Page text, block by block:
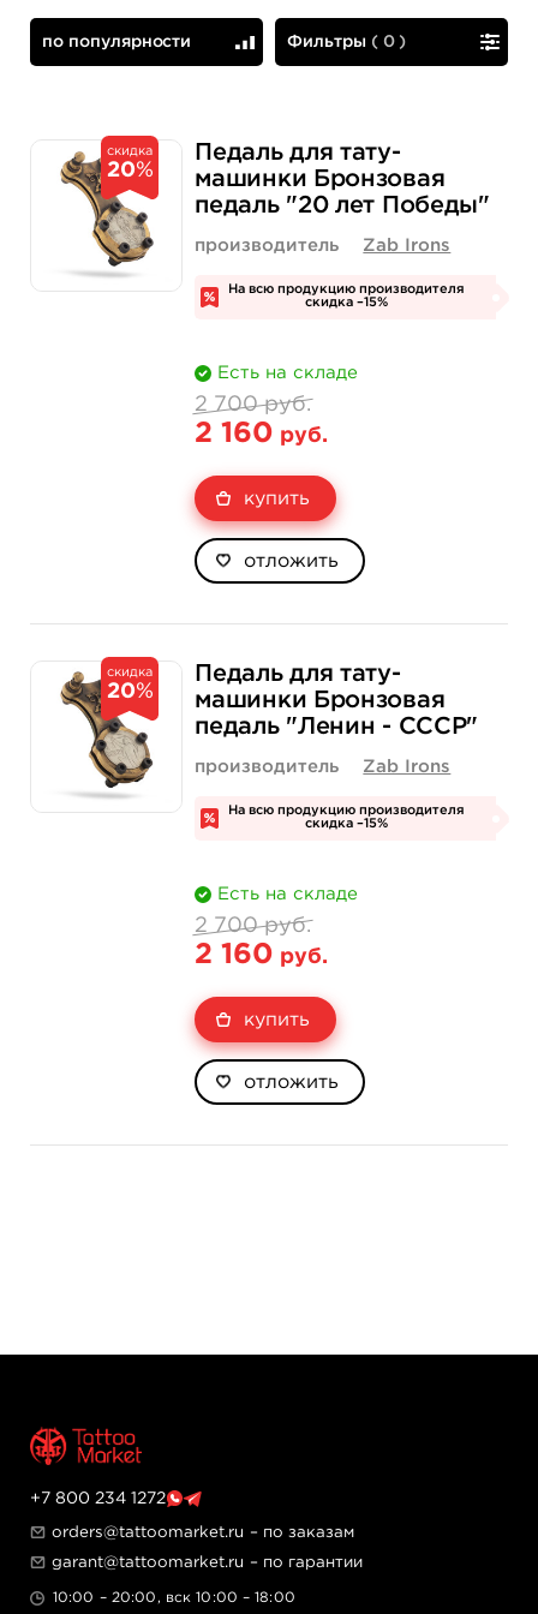
Фильтры (0 )
по популярности
скидка
20%
Педаль для тату-
машинки Бронзовая
педаль "20 лет Победы"
производитель Zab Irons
На всю продукцию производителя
скидка –15%
Есть на складе
2 700 руб.
2 160 руб.
купить
отложить
скидка
20%
Педаль для тату-
машинки Бронзовая
педаль "Ленин - СССР"
производитель Zab Irons
На всю продукцию производителя
скидка –15%
Есть на складе
2 700 руб.
2 160 руб.
купить
отложить
+7 800 234 1272
orders@tattoomarket.ru – по заказам
garant@tattoomarket.ru – по гарантии
10:00 – 20:00, вск 10:00 – 18:00